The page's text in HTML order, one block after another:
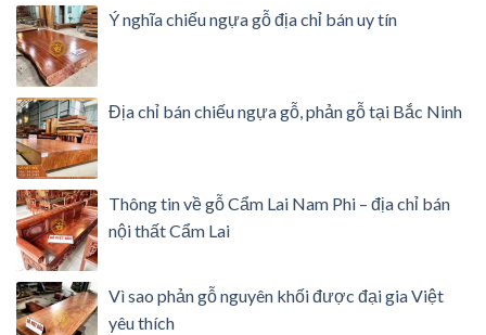
Ý nghĩa chiếu ngựa gỗ địa chỉ bán uy tín
Địa chỉ bán chiếu ngựa gỗ, phản gỗ tại Bắc Ninh
Thông tin về gỗ Cẩm Lai Nam Phi – địa chỉ bán
nội thất Cẩm Lai
Vì sao phản gỗ nguyên khối được đại gia Việt
yêu thích